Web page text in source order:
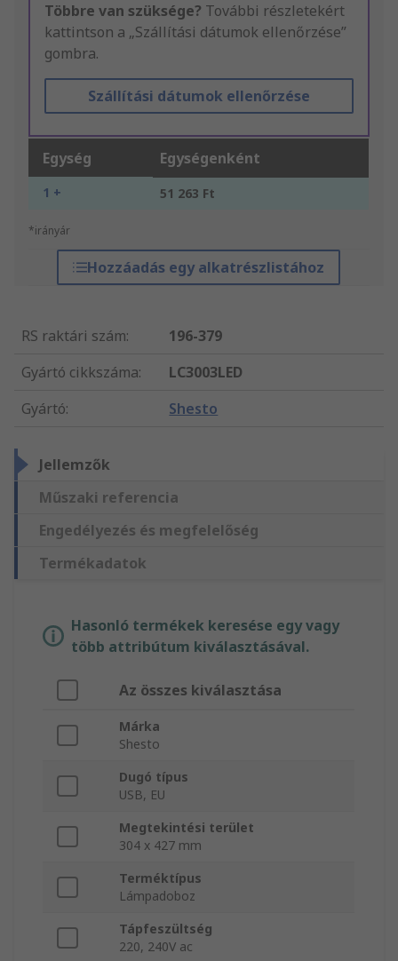
Többre van szüksége? További részletekért
kattintson a „Szállítási dátumok ellenőrzése”
gombra.
Szállítási dátumok ellenőrzése
Egység Egységenként
1 + 51 263 Ft
*irányár
Hozzáadás egy alkatrészlistához
RS raktári szám:
196-379
Gyártó cikkszáma:
LC3003LED
Gyártó: Shesto
Jellemzők
Műszaki referencia
Engedélyezés és megfelelőség
Termékadatok
Hasonló termékek keresése egy vagy
több attribútum kiválasztásával.
Az összes kiválasztása
Márka
Shesto
Dugó típus
USB, EU
Megtekintési terület
304 x 427 mm
Terméktípus
Lámpadoboz
Tápfeszültség
220, 240V ac